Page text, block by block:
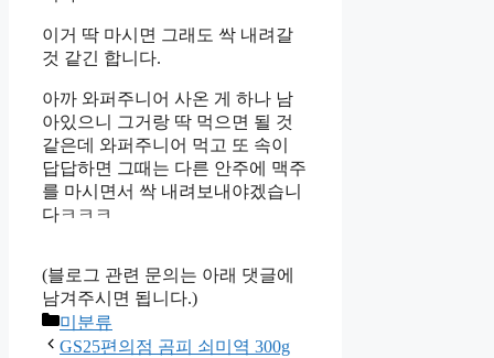
이거 딱 마시면 그래도 싹 내려갈
것 같긴 합니다.
아까 와퍼주니어 사온 게 하나 남
아있으니 그거랑 딱 먹으면 될 것
같은데 와퍼주니어 먹고 또 속이
답답하면 그때는 다른 안주에 맥주
를 마시면서 싹 내려보내야겠습니
다ㅋㅋㅋ
(블로그 관련 문의는 아래 댓글에
남겨주시면 됩니다.)
Categories
미분류
GS25편의점 곰피 쇠미역 300g